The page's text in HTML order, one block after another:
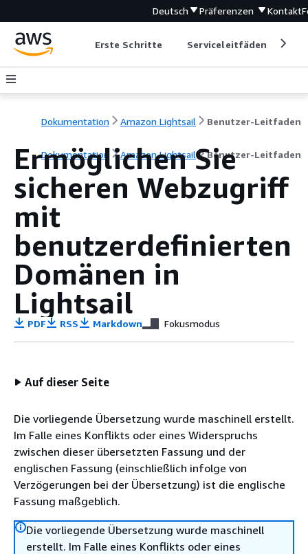
Deutsch Präferenzen Kontakt
Erste Schritte Serviceleitfäden
Dokumentation Amazon Lightsail Benutzer-Leitfaden
Dokumentation Amazon Lightsail Benutzer-Leitfaden
Ermöglichen Sie
sicheren Webzugriff
mit
benutzerdefinierten
Domänen in
Lightsail
PDF RSS Markdown Fokusmodus
Auf dieser Seite
Die vorliegende Übersetzung wurde maschinell erstellt.
Im Falle eines Konflikts oder eines Widerspruchs
zwischen dieser übersetzten Fassung und der
englischen Fassung (einschließlich infolge von
Verzögerungen bei der Übersetzung) ist die englische
Fassung maßgeblich.
Die vorliegende Übersetzung wurde maschinell
erstellt. Im Falle eines Konflikts oder eines